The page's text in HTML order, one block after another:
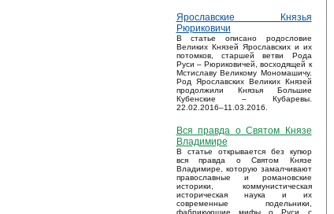
Ярославские Князья
Рюриковичи
В статье описано родословие
Великих Князей Ярославских и их
потомков, старшей ветви Рода
Руси – Рюриковичей, восходящей к
Мстиславу Великому Мономашичу.
Род Ярославских Великих Князей
продолжили Князья Большие
Кубенские – Кубаревы.
22.02.2016–11.03.2016.
Вся правда о Святом Князе
Владимире
В статье открывается без купюр
вся правда о Святом Князе
Владимире, которую замалчивают
православные и романовские
историки, коммунистическая
историческая наука и их
современные подельники,
фабрикующие мифы о Руси с